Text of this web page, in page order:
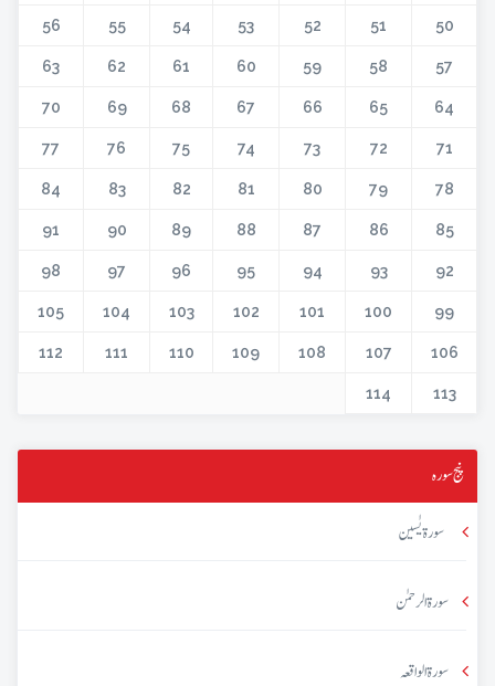
50
51
52
53
54
55
56
57
58
59
60
61
62
63
64
65
66
67
68
69
70
71
72
73
74
75
76
77
78
79
80
81
82
83
84
85
86
87
88
89
90
91
92
93
94
95
96
97
98
99
100
101
102
103
104
105
106
107
108
109
110
111
112
113
114
پنج سورہ
سورۃ یٰسین
سورۃ الرحمٰن
سورۃ الواقعہ